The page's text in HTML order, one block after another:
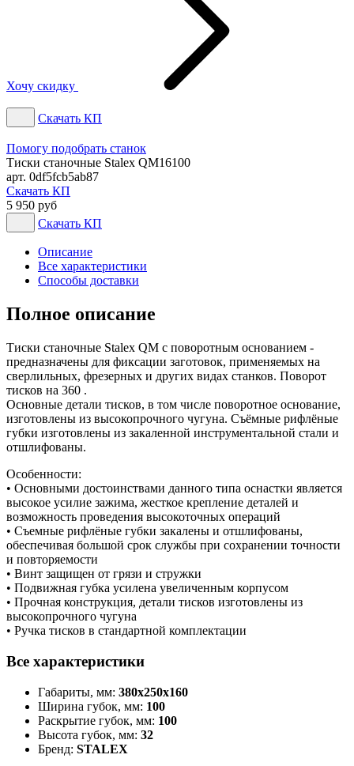
Хочу скидку
Скачать КП
Помогу подобрать станок
Тиски станочные Stalex QM16100
арт. 0df5fcb5ab87
Скачать КП
5 950 руб
Скачать КП
Описание
Все характеристики
Способы доставки
Полное описание
Тиски станочные Stalex QM с поворотным основанием -
предназначены для фиксации заготовок, применяемых на
сверлильных, фрезерных и других видах станков. Поворот
тисков на 360 .
Основные детали тисков, в том числе поворотное основание,
изготовлены из высокопрочного чугуна. Съёмные рифлёные
губки изготовлены из закаленной инструментальной стали и
отшлифованы.
Особенности:
• Основными достоинствами данного типа оснастки является
высокое усилие зажима, жесткое крепление деталей и
возможность проведения высокоточных операций
• Съемные рифлёные губки закалены и отшлифованы,
обеспечивая большой срок службы при сохранении точности
и повторяемости
• Винт защищен от грязи и стружки
• Подвижная губка усилена увеличенным корпусом
• Прочная конструкция, детали тисков изготовлены из
высокопрочного чугуна
• Ручка тисков в стандартной комплектации
Все характеристики
Габариты, мм: 380х250х160
Ширина губок, мм: 100
Раскрытие губок, мм: 100
Высота губок, мм: 32
Бренд: STALEX